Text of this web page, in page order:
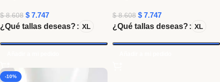
$8.608 $ 7.747
¿Qué tallas deseas? XL
$8.608 $ 7.747
¿Qué tallas deseas? XL
-10%